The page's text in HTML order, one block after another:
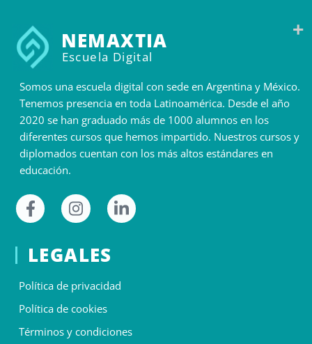
NEMAXTIA
Escuela Digital
Somos una escuela digital con sede en Argentina y México.
Tenemos presencia en toda Latinoamérica. Desde el año
2020 se han graduado más de 1000 alumnos en los
diferentes cursos que hemos impartido. Nuestros cursos y
diplomados cuentan con los más altos estándares en
educación.
LEGALES
Política de privacidad
Política de cookies
Términos y condiciones